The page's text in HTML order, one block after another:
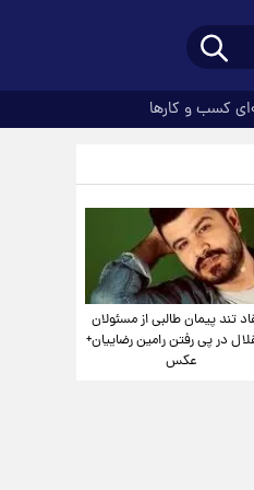
کسب و کارها
تند پیمان طالبی از مسئولان
در پی رفتن رامین رضاییان+
عکس